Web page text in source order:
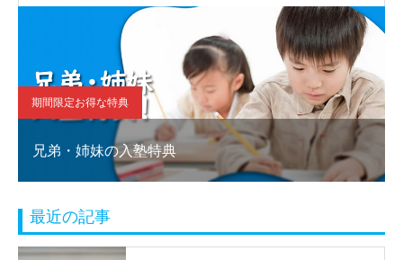
期間限定お得な特典
兄弟・姉妹の入塾特典
最近の記事